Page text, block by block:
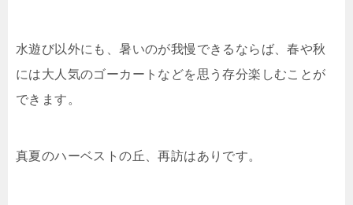
水遊び以外にも、暑いのが我慢できるならば、春や秋
には大人気のゴーカートなどを思う存分楽しむことが
できます。
真夏のハーベストの丘、再訪はありです。